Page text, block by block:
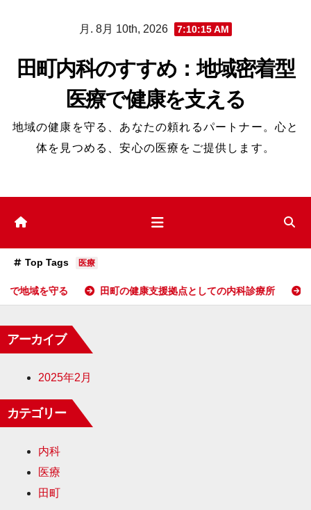
プ
月. 8月 10th, 2026 7:10:16 AM
田町内科のすすめ：地域密着型
医療で健康を支える
地域の健康を守る、あなたの頼れるパートナー。心と
体を見つめる、安心の医療をご提供します。
Top Tags 医療
田町の健康支援拠点としての内科診療所 田町に息づく
アーカイブ
2025年2月
カテゴリー
内科
医療
田町